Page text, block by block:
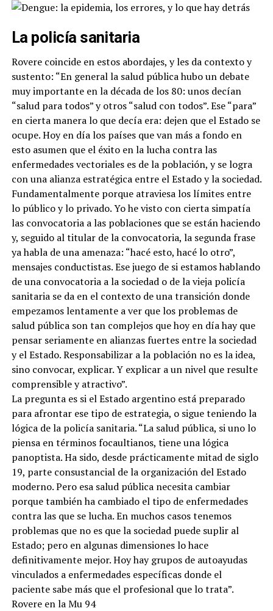
La policía sanitaria
Rovere coincide en estos abordajes, y les da contexto y
sustento: “En general la salud pública hubo un debate
muy importante en la década de los 80: unos decían
“salud para todos” y otros “salud con todos”. Ese “para”
en cierta manera lo que decía era: dejen que el Estado se
ocupe. Hoy en día los países que van más a fondo en
esto asumen que el éxito en la lucha contra las
enfermedades vectoriales es de la población, y se logra
con una alianza estratégica entre el Estado y la sociedad.
Fundamentalmente porque atraviesa los límites entre
lo público y lo privado. Yo he visto con cierta simpatía
las convocatoria a las poblaciones que se están haciendo
y, seguido al titular de la convocatoria, la segunda frase
ya habla de una amenaza: “hacé esto, hacé lo otro”,
mensajes conductistas. Ese juego de si estamos hablando
de una convocatoria a la sociedad o de la vieja policía
sanitaria se da en el contexto de una transición donde
empezamos lentamente a ver que los problemas de
salud pública son tan complejos que hoy en día hay que
pensar seriamente en alianzas fuertes entre la sociedad
y el Estado. Responsabilizar a la población no es la idea,
sino convocar, explicar. Y explicar a un nivel que resulte
comprensible y atractivo”.
La pregunta es si el Estado argentino está preparado
para afrontar ese tipo de estrategia, o sigue teniendo la
lógica de la policía sanitaria. “La salud pública, si uno lo
piensa en términos focaultianos, tiene una lógica
panoptista. Ha sido, desde prácticamente mitad de siglo
19, parte consustancial de la organización del Estado
moderno. Pero esa salud pública necesita cambiar
porque también ha cambiado el tipo de enfermedades
contra las que se lucha. En muchos casos tenemos
problemas que no es que la sociedad puede suplir al
Estado; pero en algunas dimensiones lo hace
definitivamente mejor. Hoy hay grupos de autoayudas
vinculados a enfermedades específicas donde el
paciente sabe más que el profesional que lo trata”.
Rovere en la Mu 94